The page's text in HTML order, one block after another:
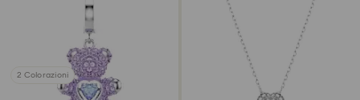
2 Colorazioni